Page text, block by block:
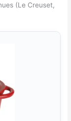
(Le Creuset,